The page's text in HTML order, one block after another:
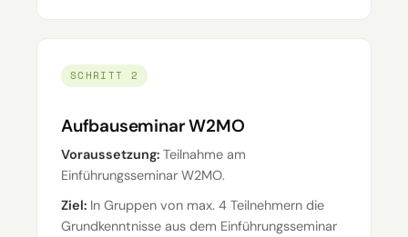
SCHRITT 2
Aufbauseminar W2MO
Voraussetzung: Teilnahme am
Einführungsseminar W2MO.
Ziel: In Gruppen von max. 4 Teilnehmern die
Grundkenntnisse aus dem Einführungsseminar